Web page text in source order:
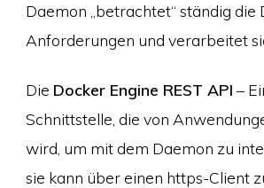
Daemon „betrachtet“ ständig
Anforderungen und verarbeitet
Die Docker Engine REST API –
Schnittstelle, die von
wird, um mit dem Daemon zu
sie kann über einen https-Client